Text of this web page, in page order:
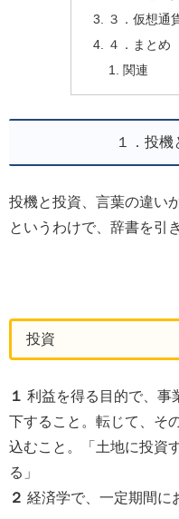
３．仮想通
４．まとめ
関連
１．投
投機と投資、言葉の違い
というわけで、辞書を引
投資
１ 利益を得る目的で、事
下すること。転じて、そ
込むこと。「土地に投資
る」
２ 経済学で、一定期間に